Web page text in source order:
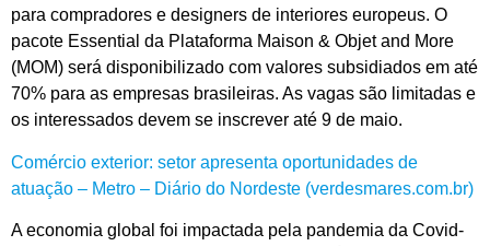
para compradores e designers de interiores europeus. O
pacote Essential da Plataforma Maison & Objet and More
(MOM) será disponibilizado com valores subsidiados em até
70% para as empresas brasileiras. As vagas são limitadas e
os interessados devem se inscrever até 9 de maio.
Comércio exterior: setor apresenta oportunidades de
atuação – Metro – Diário do Nordeste (verdesmares.com.br)
A economia global foi impactada pela pandemia da Covid-